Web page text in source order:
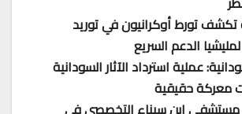
تكشف تورط أوكرانيون في توريد
الدعم السريع
عملية استرداد الآثار السودانية
معركة حقيقية
مستشفى ابن سيناء التخصصي في